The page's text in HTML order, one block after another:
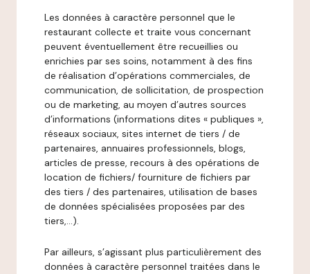
Les données à caractère personnel que le
restaurant collecte et traite vous concernant
peuvent éventuellement être recueillies ou
enrichies par ses soins, notamment à des fins
de réalisation d’opérations commerciales, de
communication, de sollicitation, de prospection
ou de marketing, au moyen d’autres sources
d’informations (informations dites « publiques »,
réseaux sociaux, sites internet de tiers / de
partenaires, annuaires professionnels, blogs,
articles de presse, recours à des opérations de
location de fichiers/ fourniture de fichiers par
des tiers / des partenaires, utilisation de bases
de données spécialisées proposées par des
tiers,…).
Par ailleurs, s’agissant plus particulièrement des
données à caractère personnel traitées dans le